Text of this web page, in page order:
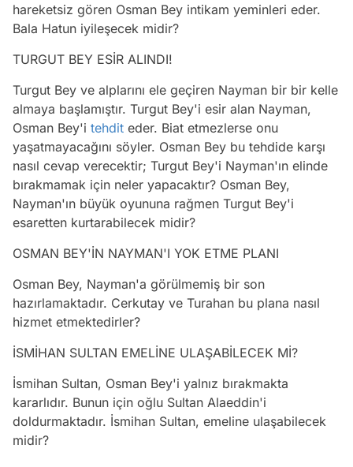
hareketsiz gören Osman Bey intikam yeminleri eder.
Bala Hatun iyileşecek midir?
TURGUT BEY ESİR ALINDI!
Turgut Bey ve alplarını ele geçiren Nayman bir bir kelle
almaya başlamıştır. Turgut Bey'i esir alan Nayman,
Osman Bey'i tehdit eder. Biat etmezlerse onu
yaşatmayacağını söyler. Osman Bey bu tehdide karşı
nasıl cevap verecektir; Turgut Bey'i Nayman'ın elinde
bırakmamak için neler yapacaktır? Osman Bey,
Nayman'ın büyük oyununa rağmen Turgut Bey'i
esaretten kurtarabilecek midir?
OSMAN BEY'İN NAYMAN'I YOK ETME PLANI
Osman Bey, Nayman'a görülmemiş bir son
hazırlamaktadır. Cerkutay ve Turahan bu plana nasıl
hizmet etmektedirler?
İSMİHAN SULTAN EMELİNE ULAŞABİLECEK Mİ?
İsmihan Sultan, Osman Bey'i yalnız bırakmakta
kararlıdır. Bunun için oğlu Sultan Alaeddin'i
doldurmaktadır. İsmihan Sultan, emeline ulaşabilecek
midir?